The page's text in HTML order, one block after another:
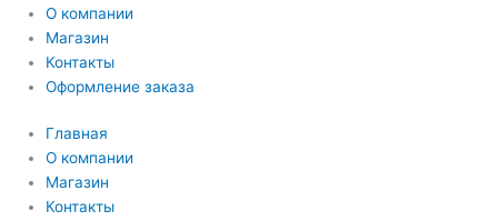
О компании
Магазин
Контакты
Оформление заказа
Главная
О компании
Магазин
Контакты